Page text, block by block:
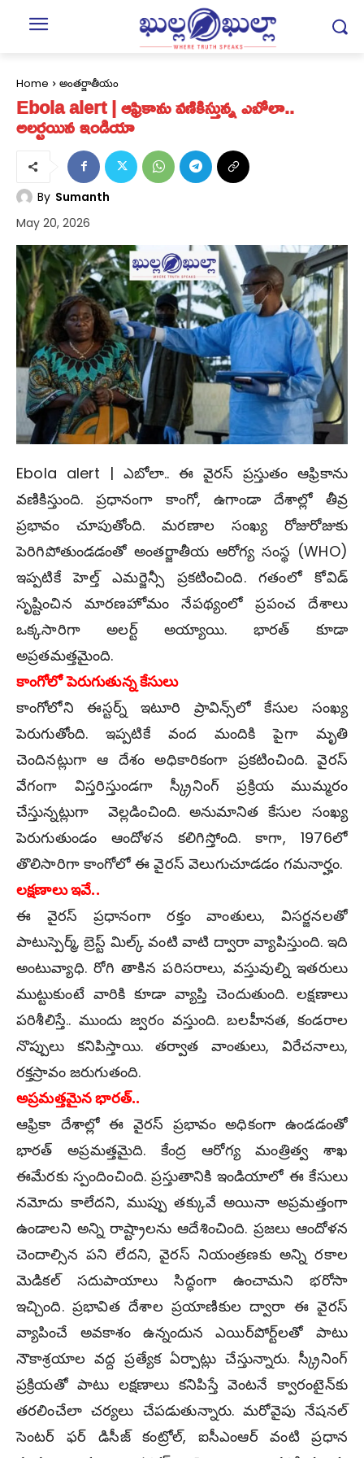
Home అంతర్జాతీయం
Ebola alert | ఆఫ్రికాను వ‌ణికిస్తున్న‌ ఎబోలా..
అల‌ర్ట‌యిన ఇండియా
By Sumanth
May 20, 2026
Ebola alert | ఎబోలా.. ఈ వైర‌స్ ప్ర‌స్తుతం ఆఫ్రికాను
వ‌ణికిస్తుంది. ప్ర‌ధానంగా కాంగో, ఉగాండా దేశాల్లో తీవ్ర
ప్ర‌భావం చూపుతోంది. మ‌ర‌ణాల సంఖ్య రోజురోజుకు
పెరిగిపోతుండ‌డంతో అంత‌ర్జాతీయ‌ ఆరోగ్య సంస్థ (WHO)
ఇప్ప‌టికే హెల్త్ ఎమ‌ర్జెన్సీ ప్ర‌క‌టించింది. గ‌తంలో కోవిడ్
సృష్టించిన మార‌ణ‌హోమం నేప‌థ్యంలో ప్ర‌పంచ దేశాలు
ఒక్క‌సారిగా అల‌ర్ట్ అయ్యాయి. భార‌త్ కూడా
అప్ర‌త‌మ‌త్త‌మైంది.
కాంగోలో పెరుగుతున్న కేసులు
కాంగోలోని ఈస్టర్న్ ఇటూరి ప్రావిన్స్‌లో కేసుల సంఖ్య
పెరుగుతోంది. ఇప్ప‌టికే వంద మందికి పైగా మృతి
చెందిన‌ట్లుగా ఆ దేశం అధికారికంగా ప్రకటించింది. వైరస్
వేగంగా విస్తరిస్తుండ‌గా స్క్రీనింగ్ ప్ర‌క్రియ ముమ్మ‌రం
చేస్తున్న‌ట్లుగా వెల్ల‌డించింది. అనుమానిత కేసుల సంఖ్య
పెరుగుతుండం ఆందోళ‌న క‌లిగిస్తోంది. కాగా, 1976లో
తొలిసారిగా కాంగోలో ఈ వైరస్ వెలుగుచూడ‌డం గ‌మ‌నార్హం.
ల‌క్ష‌ణాలు ఇవే..
ఈ వైర‌స్ ప్ర‌ధానంగా ర‌క్తం వాంతులు, విసర్జనలతో
పాటుస్పెర్మ్, బ్రెస్ట్ మిల్క్ వంటి వాటి ద్వారా వ్యాపిస్తుంది. ఇది
అంటువ్యాధి. రోగి తాకిన పరిసరాలు, వస్తువుల్ని ఇతరులు
ముట్టుకుంటే వారికి కూడా వ్యాప్తి చెందుతుంది. లక్షణాలు
ప‌రిశీలిస్తే.. ముందు జ్వరం వ‌స్తుంది. బలహీనత, కండరాల
నొప్పులు క‌నిపిస్తాయి. త‌ర్వాత వాంతులు, విరేచ‌నాలు,
రక్తస్రావం జ‌రుగుతంది.
అప్ర‌మ‌త్త‌మైన భార‌త్‌..
ఆఫ్రికా దేశాల్లో ఈ వైర‌స్ ప్రభావం అధికంగా ఉండ‌డంతో
భార‌త్ అప్ర‌మ‌త్త‌మైది. కేంద్ర ఆరోగ్య మంత్రిత్వ శాఖ
ఈమేర‌కు స్పందించింది. ప్రస్తుతానికి ఇండియాలో ఈ కేసులు
న‌మోదు కాలేదని, ముప్పు త‌క్కువే అయినా అప్ర‌మ‌త్తంగా
ఉండాల‌ని అన్ని రాష్ట్రాలను ఆదేశించింది. ప్రజలు ఆందోళన
చెందాల్సిన ప‌ని లేద‌ని, వైరస్ నియంత్రణకు అన్ని రకాల
మెడిక‌ల్ సదుపాయాలు సిద్ధంగా ఉంచామ‌ని భరోసా
ఇచ్చింది. ప్రభావిత‌ దేశాల‌ ప్రయాణికుల ద్వారా ఈ వైరస్
వ్యాపించే అవకాశం ఉన్నందున ఎయిర్‌పోర్ట్‌లతో పాటు
నౌకాశ్రయాల వద్ద ప్ర‌త్యేక ఏర్పాట్లు చేస్తున్నారు. స్క్రీనింగ్
ప్రక్రియతో పాటు ల‌క్ష‌ణాలు క‌నిపిస్తే వెంట‌నే క్వారంటైన్‌కు
తరలించేలా చ‌ర్య‌లు చేప‌డుతున్నారు. మ‌రోవైపు నేషనల్
సెంటర్ ఫర్ డిసీజ్ కంట్రోల్, ఐసీఎంఆర్ వంటి ప్ర‌ధాన